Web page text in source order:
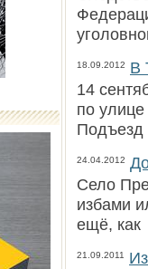
18.09.2012
В
14
по
Подъезд
24.04.2012
Село
избами
ещё, как
21.09.2011